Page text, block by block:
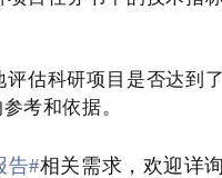
估科研项目是否达
考和依据。
告#相关需求，欢迎详询